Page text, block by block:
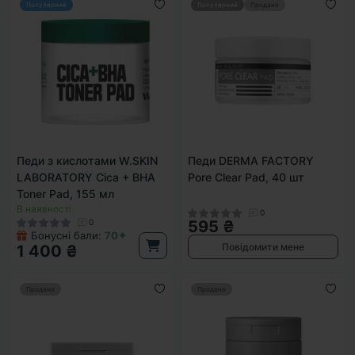
Популярний
Педи з кислотами W.SKIN
LABORATORY Cica + BHA
Toner Pad, 155 мл
В наявності
0
Бонусні бали: 70✦
1 400 ₴
Продано
Педи DERMA FACTORY
Pore Clear Pad, 40 шт
0
595 ₴
Повідомити мене
Продано Продано